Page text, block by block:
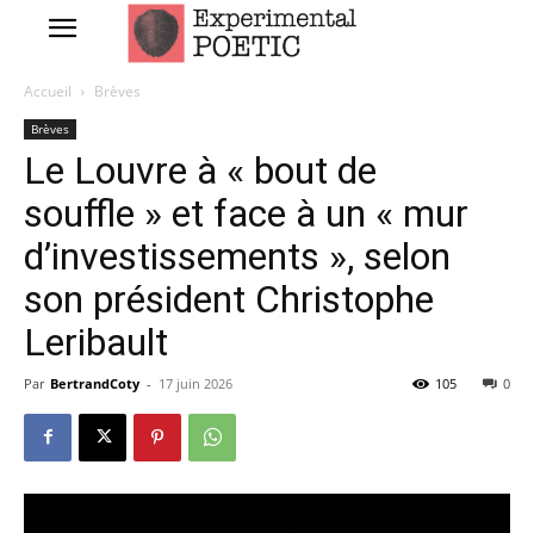
Accueil Brèves
Brèves
Le Louvre à « bout de
souffle » et face à un « mur
d’investissements », selon
son président Christophe
Leribault
Par BertrandCoty - 17 juin 2026 0
105